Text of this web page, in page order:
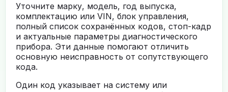
Уточните марку, модель, год выпуска,
комплектацию или VIN, блок управления,
полный список сохранённых кодов, стоп-кадр
и актуальные параметры диагностического
прибора. Эти данные помогают отличить
основную неисправность от сопутствующего
кода.
Один код указывает на систему или